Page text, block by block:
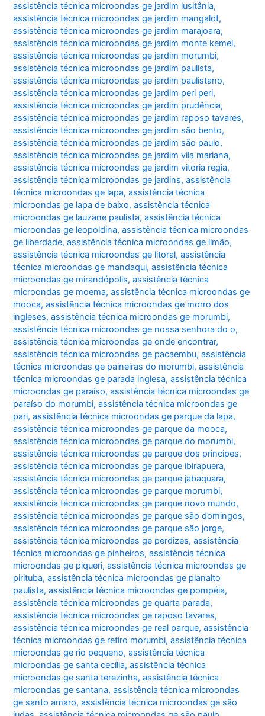
assistência técnica microondas ge jardim lusitânia,
assistência técnica microondas ge jardim mangalot,
assistência técnica microondas ge jardim marajoara,
assistência técnica microondas ge jardim monte kemel,
assistência técnica microondas ge jardim morumbi,
assistência técnica microondas ge jardim paulista,
assistência técnica microondas ge jardim paulistano,
assistência técnica microondas ge jardim peri peri,
assistência técnica microondas ge jardim prudência,
assistência técnica microondas ge jardim raposo tavares,
assistência técnica microondas ge jardim são bento,
assistência técnica microondas ge jardim são paulo,
assistência técnica microondas ge jardim vila mariana,
assistência técnica microondas ge jardim vitoria regia,
assistência técnica microondas ge jardins,assistência
técnica microondas ge lapa,assistência técnica
microondas ge lapa de baixo,assistência técnica
microondas ge lauzane paulista,assistência técnica
microondas ge leopoldina,assistência técnica microondas
ge liberdade,assistência técnica microondas ge limão,
assistência técnica microondas ge litoral,assistência
técnica microondas ge mandaqui,assistência técnica
microondas ge mirandópolis,assistência técnica
microondas ge moema,assistência técnica microondas ge
mooca,assistência técnica microondas ge morro dos
ingleses,assistência técnica microondas ge morumbi,
assistência técnica microondas ge nossa senhora do o,
assistência técnica microondas ge onde encontrar,
assistência técnica microondas ge pacaembu,assistência
técnica microondas ge paineiras do morumbi,assistência
técnica microondas ge parada inglesa,assistência técnica
microondas ge paraíso,assistência técnica microondas ge
paraíso do morumbi,assistência técnica microondas ge
pari,assistência técnica microondas ge parque da lapa,
assistência técnica microondas ge parque da mooca,
assistência técnica microondas ge parque do morumbi,
assistência técnica microondas ge parque dos principes,
assistência técnica microondas ge parque ibirapuera,
assistência técnica microondas ge parque jabaquara,
assistência técnica microondas ge parque morumbi,
assistência técnica microondas ge parque novo mundo,
assistência técnica microondas ge parque são domingos,
assistência técnica microondas ge parque são jorge,
assistência técnica microondas ge perdizes,assistência
técnica microondas ge pinheiros,assistência técnica
microondas ge piqueri,assistência técnica microondas ge
pirituba,assistência técnica microondas ge planalto
paulista,assistência técnica microondas ge pompéia,
assistência técnica microondas ge quarta parada,
assistência técnica microondas ge raposo tavares,
assistência técnica microondas ge real parque,assistência
técnica microondas ge retiro morumbi,assistência técnica
microondas ge rio pequeno,assistência técnica
microondas ge santa cecília,assistência técnica
microondas ge santa terezinha,assistência técnica
microondas ge santana,assistência técnica microondas
ge santo amaro,assistência técnica microondas ge são